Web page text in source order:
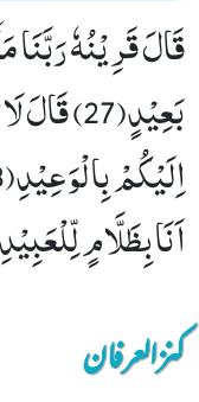
قَالَ قَرِیْنُهٗ رَبَّنَا
اَنَا بِظَلَّامٍ لِّلْعَبِیْدِ۠
کنزالعرفان